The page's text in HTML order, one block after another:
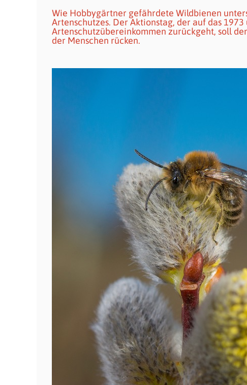
Wie Hobbygärtner gefährdete Wildbienen
Artenschutzes. Der Aktionstag, der auf das
Artenschutzübereinkommen zurückgeht, soll
der Menschen rücken.